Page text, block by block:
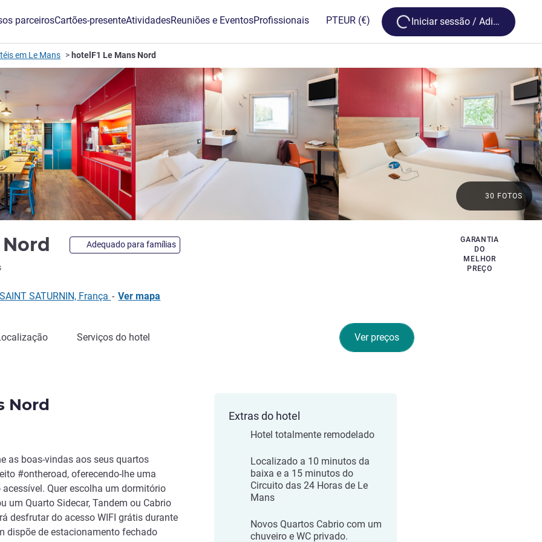
parceirosCartões-presenteAtividadesReuniões e EventosProfissionais PTEUR (€) Loading...
Iniciar sessão / Adira
em Le Mans hotelF1 Le Mans Nord
Nord 1 estrela
Adequado para famílias
GARANTIA
DO
MELHOR
PREÇO
30 FOTOS
SATURNIN, França - Ver mapa
Ver preços
Serviços do hotel
Nord
as boas-vindas aos seus quartos
#ontheroad, oferecendo-lhe uma
Quer escolha um dormitório
um Quarto Sidecar, Tandem ou Cabrio
desfrutar do acesso WIFI grátis durante
dispõe de estacionamento fechado
Extras do hotel
Hotel totalmente remodelado
Localizado a 10 minutos da
baixa e a 15 minutos do
Circuito das 24 Horas de Le
Mans
Novos Quartos Cabrio com um
chuveiro e WC privado.